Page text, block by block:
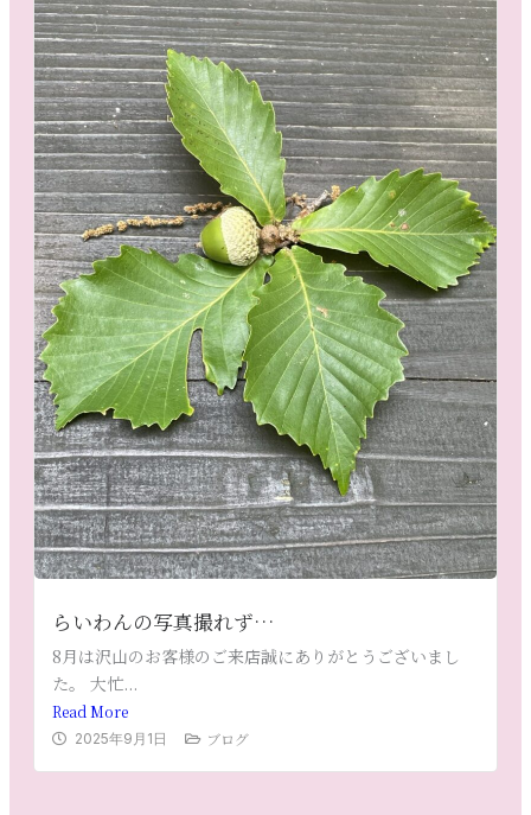
らいわんの写真撮れず…
8月は沢山のお客様のご来店誠にありがとうございまし
た。 大忙...
Read More
2025年9月1日 ブログ